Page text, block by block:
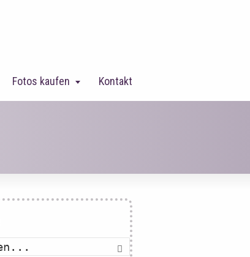
Fotos kaufen Kontakt
Suche